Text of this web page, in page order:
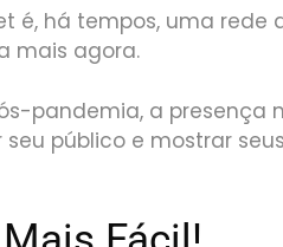
é, há tempos, uma rede
mais agora.
pandemia, a presença
público e mostrar